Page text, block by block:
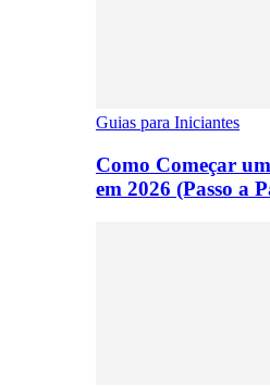
Guias para Iniciantes
Como Começar
em 2026 (Passo a